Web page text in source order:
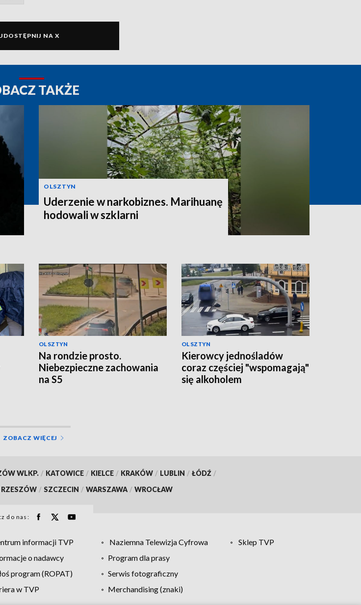
NA X
TAKŻE
OLSZTYN
Uderzenie w narkobiznes. Marihuanę
hodowali w szklarni
OLSZTYN
Na rondzie prosto.
Niebezpieczne zachowania
na S5
OLSZTYN
Kierowcy jednośladów
coraz częściej "wspomagają"
się alkoholem
ZOBACZ WIĘCEJ
WLKP. / KATOWICE / KIELCE / KRAKÓW / LUBLIN / ŁÓDŹ /
RZESZÓW / SZCZECIN / WARSZAWA / WROCŁAW
do nas:
informacji TVP Naziemna Telewizja Cyfrowa
Sklep TVP
o nadawcy
Program dla prasy
program (ROPAT)
Serwis fotograficzny
w TVP
Merchandising (znaki)